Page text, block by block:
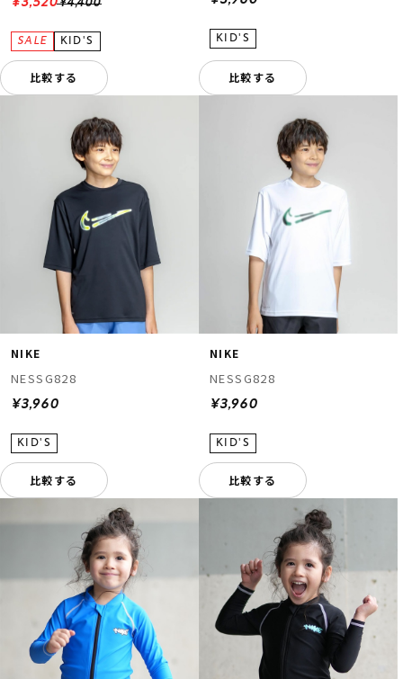
¥4,400
¥3,520
比較する 比較する
NIKE
NESSG828
¥3,960
比較する
NIKE
NESSG828
¥3,960
比較する